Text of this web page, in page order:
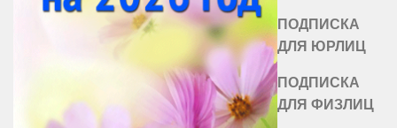
ПОДПИСКА
ДЛЯ ЮРЛИЦ
ПОДПИСКА
ДЛЯ ФИЗЛИЦ